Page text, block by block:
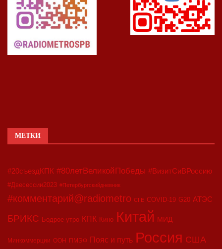
МЕТКИ
#20съездКПК #80летВеликойПобеды #ВизитСиВРоссию
#Двесессии2023 #Петербургскийдневник
#комментарий@radiometro CIIE COVID-19 G20 АТЭС
БРИКС Бодрое утро КПК Кино Китай МИД
Минкоммерции ООН ПМЭФ Пояс и путь Россия США